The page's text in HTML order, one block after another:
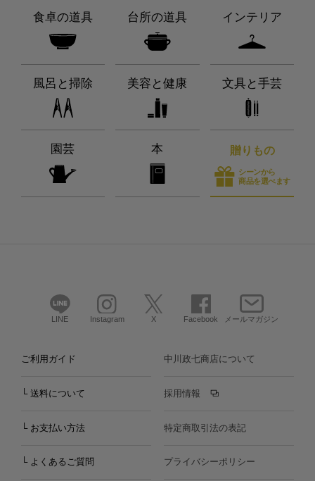
食卓の道具 台所の道具 インテリア
風呂と掃除 美容と健康 文具と手芸
園芸 本 贈りもの
シーンから
商品を選べます
LINE Instagram X Facebook メールマガジン
ご利用ガイド
└ 送料について
└ お支払い方法
└ よくあるご質問
中川政七商店について
採用情報
特定商取引法の表記
プライバシーポリシー